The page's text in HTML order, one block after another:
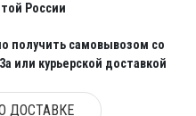
курьером или
вашему выбору!
России
получить самовывозом со
или курьерской доставкой
ДОСТАВКЕ